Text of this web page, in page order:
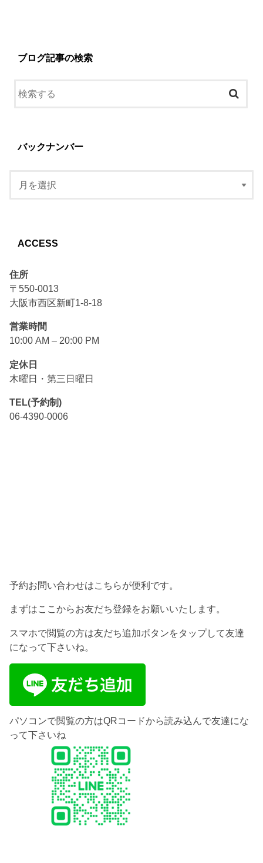
ブログ記事の検索
バックナンバー
ACCESS
住所
〒550-0013
大阪市西区新町1-8-18
営業時間
10:00 AM – 20:00 PM
定休日
木曜日・第三日曜日
TEL(予約制)
06-4390-0006
予約お問い合わせはこちらが便利です。
まずはここからお友だち登録をお願いいたします。
スマホで閲覧の方は友だち追加ボタンをタップして友達
になって下さいね。
パソコンで閲覧の方はQRコードから読み込んで友達にな
って下さいね